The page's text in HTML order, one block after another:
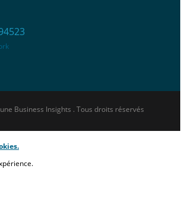
Business Insights . Tous droits réservés